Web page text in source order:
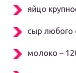
яйцо
сыр любого
молоко –